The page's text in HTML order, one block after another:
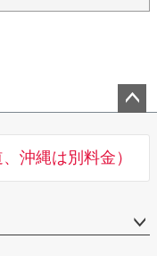
ップ
へ
沖縄は別料金）